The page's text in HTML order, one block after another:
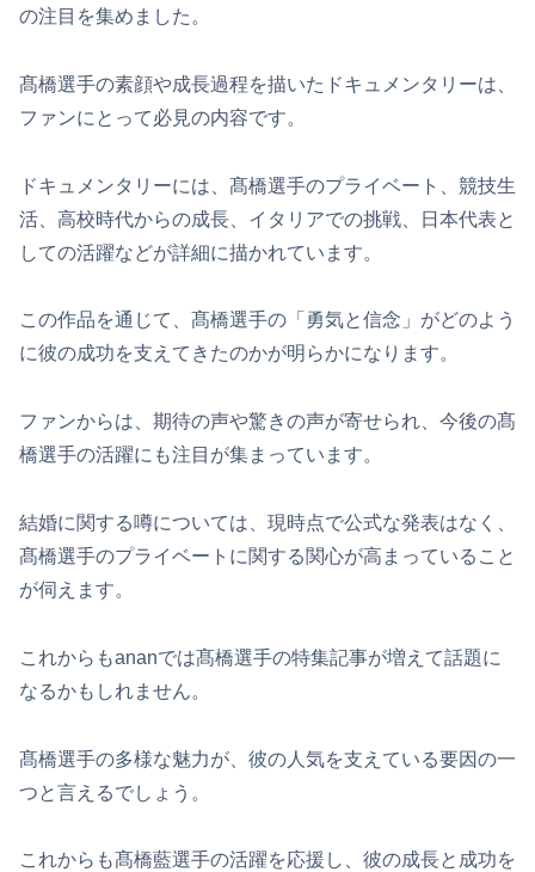
の注目を集めました。
髙橋選手の素顔や成長過程を描いたドキュメンタリーは、
ファンにとって必見の内容です。
ドキュメンタリーには、髙橋選手のプライベート、競技生
活、高校時代からの成長、イタリアでの挑戦、日本代表と
しての活躍などが詳細に描かれています。
この作品を通じて、髙橋選手の「勇気と信念」がどのよう
に彼の成功を支えてきたのかが明らかになります。
ファンからは、期待の声や驚きの声が寄せられ、今後の髙
橋選手の活躍にも注目が集まっています。
結婚に関する噂については、現時点で公式な発表はなく、
髙橋選手のプライベートに関する関心が高まっていること
が伺えます。
これからもananでは髙橋選手の特集記事が増えて話題に
なるかもしれません。
髙橋選手の多様な魅力が、彼の人気を支えている要因の一
つと言えるでしょう。
これからも髙橋藍選手の活躍を応援し、彼の成長と成功を